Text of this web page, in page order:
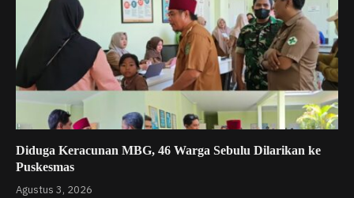
Diduga Keracunan MBG, 46 Warga Sebulu Dilarikan ke
Puskesmas
Agustus 3, 2026